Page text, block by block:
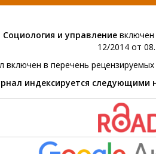
и управление
12/2014 от
включен в перечень
индексируется